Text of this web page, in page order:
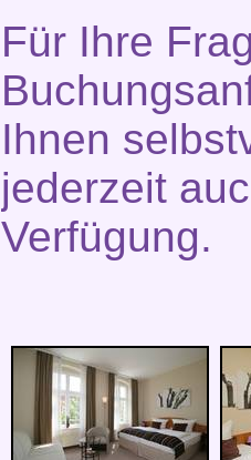
Für Ihre
Ihnen
jederzeit
Verfügung.